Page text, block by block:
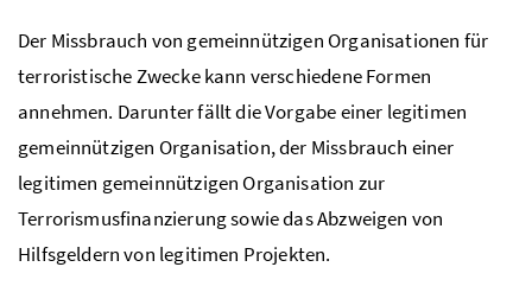
Der Missbrauch von gemeinnützigen Organisationen für
terroristische Zwecke kann verschiedene Formen
annehmen. Darunter fällt die Vorgabe einer legitimen
gemeinnützigen Organisation, der Missbrauch einer
legitimen gemeinnützigen Organisation zur
Terrorismusfinanzierung sowie das Abzweigen von
Hilfsgeldern von legitimen Projekten.